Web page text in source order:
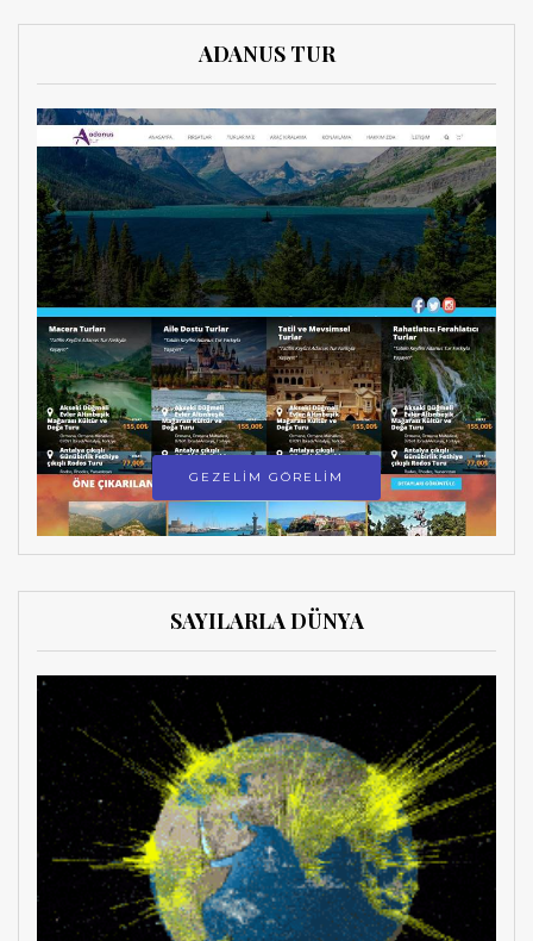
ADANUS TUR
GEZELİM GÖRELİM
SAYILARLA DÜNYA